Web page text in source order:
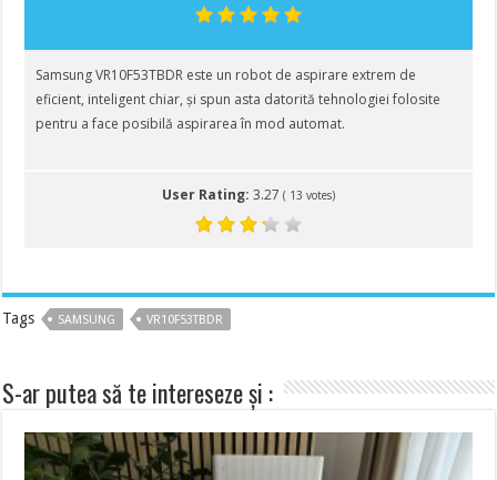
Samsung VR10F53TBDR este un robot de aspirare extrem de
eficient, inteligent chiar, și spun asta datorită tehnologiei folosite
pentru a face posibilă aspirarea în mod automat.
User Rating: 3.27 ( 13 votes)
Tags SAMSUNG VR10F53TBDR
S-ar putea să te intereseze și :